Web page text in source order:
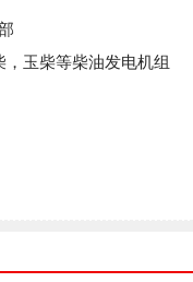
玉柴等柴油发电机组